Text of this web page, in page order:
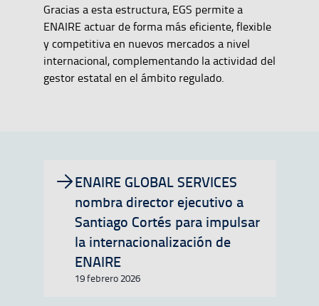
Gracias a esta estructura, EGS permite a
ENAIRE actuar de forma más eficiente, flexible
y competitiva en nuevos mercados a nivel
internacional, complementando la actividad del
gestor estatal en el ámbito regulado.
ENAIRE GLOBAL SERVICES
nombra director ejecutivo a
Santiago Cortés para impulsar
la internacionalización de
ENAIRE
19 febrero 2026